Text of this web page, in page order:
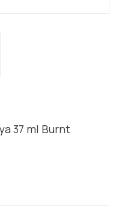
37 ml Burnt